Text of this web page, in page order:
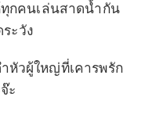
กคนเล่นสาดน้ำกัน
ะวัง
หัวผู้ใหญ่ที่เคารพรัก
ะ